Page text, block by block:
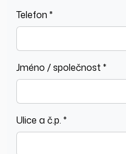
Telefon *
Jméno / společnost *
Ulice a č.p. *